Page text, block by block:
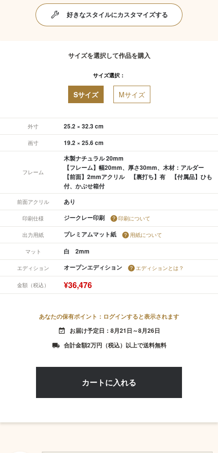
好きなスタイルにカスタマイズする
サイズを選択して作品を購入
サイズ選択：
Sサイズ Mサイズ
外寸 25.2 × 32.3 cm
画寸 19.2 × 25.6 cm
フレーム
木製ナチュラル 20mm
【フレーム】幅20mm、厚さ30mm、木材：アルダー
【前面】2mmアクリル 【裏打ち】有 【付属品】ひも
付、かぶせ箱付
前面アクリル あり
印刷仕様 ジークレー印刷 印刷について
出力用紙 プレミアムマット紙 用紙について
マット 白 2mm
エディション オープンエディション エディションとは？
金額（税込） ¥36,476
あなたの保有ポイント：ログインすると表示されます
event_available お届け予定日：8月21日～8月26日
local_shipping 合計金額2万円（税込）以上で送料無料